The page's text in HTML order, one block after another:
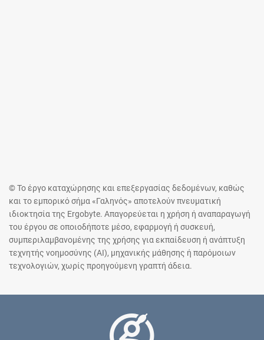
© Το έργο καταχώρησης και επεξεργασίας δεδομένων, καθώς
και το εμπορικό σήμα «Γαληνός» αποτελούν πνευματική
ιδιοκτησία της Ergobyte. Απαγορεύεται η χρήση ή αναπαραγωγή
του έργου σε οποιοδήποτε μέσο, εφαρμογή ή συσκευή,
συμπεριλαμβανομένης της χρήσης για εκπαίδευση ή ανάπτυξη
τεχνητής νοημοσύνης (AI), μηχανικής μάθησης ή παρόμοιων
τεχνολογιών, χωρίς προηγούμενη γραπτή άδεια.